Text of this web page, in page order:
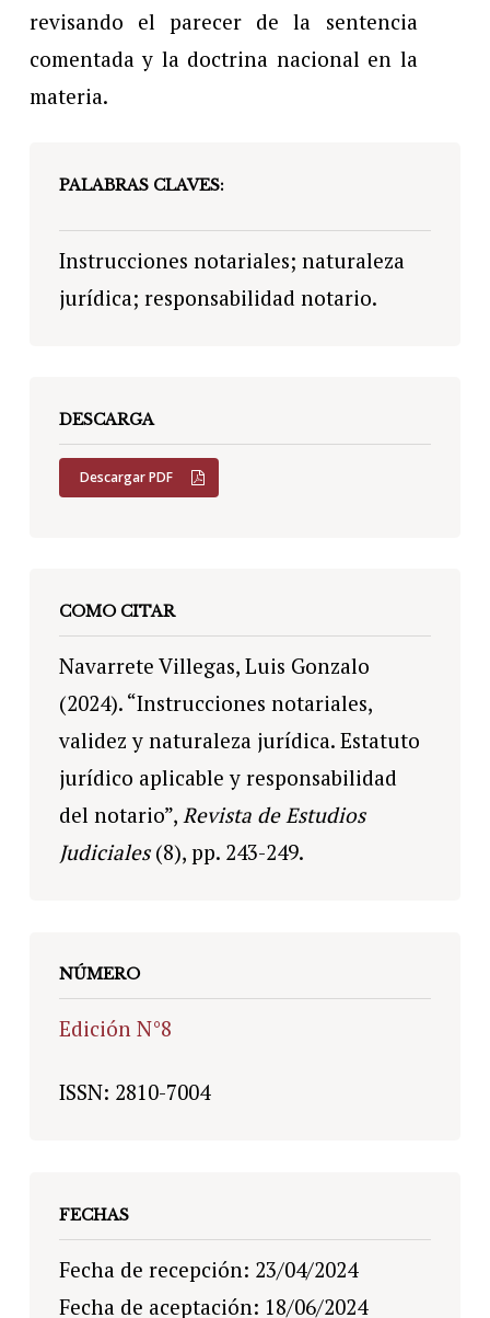
revisando el parecer de la sentencia
comentada y la doctrina nacional en la
materia.
PALABRAS CLAVES:
Instrucciones notariales; naturaleza
jurídica; responsabilidad notario.
DESCARGA
Descargar PDF
COMO CITAR
Navarrete Villegas, Luis Gonzalo
(2024). “Instrucciones notariales,
validez y naturaleza jurídica. Estatuto
jurídico aplicable y responsabilidad
del notario”, Revista de Estudios
Judiciales(8), pp. 243-249.
NÚMERO
Edición N°8
ISSN: 2810-7004
FECHAS
Fecha de recepción: 23/04/2024
Fecha de aceptación: 18/06/2024